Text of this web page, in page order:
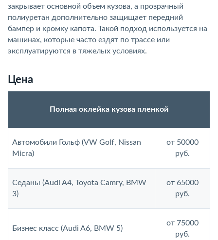
закрывает основной объем кузова, а прозрачный
полиуретан дополнительно защищает передний
бампер и кромку капота. Такой подход используется на
машинах, которые часто ездят по трассе или
эксплуатируются в тяжелых условиях.
Цена
Полная оклейка кузова пленкой
Автомобили Гольф (VW Golf, Nissan
Micra)
от 50000
руб.
Седаны (Audi A4, Toyota Camry, BMW
3)
от 65000
руб.
Бизнес класс (Audi A6, BMW 5)
от 75000
руб.